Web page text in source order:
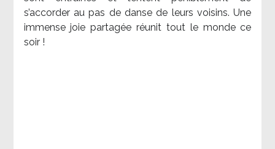
s’accorder au pas de danse de leurs voisins. Une
immense joie partagée réunit tout le monde ce
soir !